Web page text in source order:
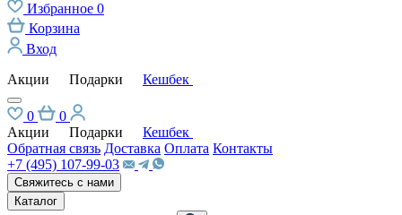
Избранное 0
Корзина
Вход
Акции
Подарки Кешбек
0
0
Акции
Подарки
Кешбек
Обратная связь Доставка Оплата Контакты
+7 (495) 107-99-03
Свяжитесь с нами
Каталог